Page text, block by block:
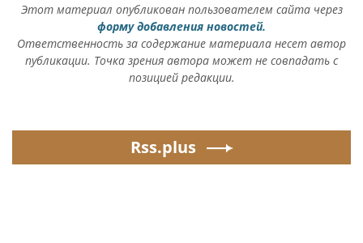
Этот материал опубликован пользователем сайта через
форму добавления новостей.
Ответственность за содержание материала несет автор
публикации. Точка зрения автора может не совпадать с
позицией редакции.
Rss.plus